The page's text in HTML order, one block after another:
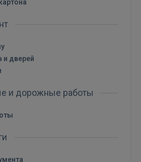
РЕГИСТРАЦИЯ
и дверей
и дорожные работы